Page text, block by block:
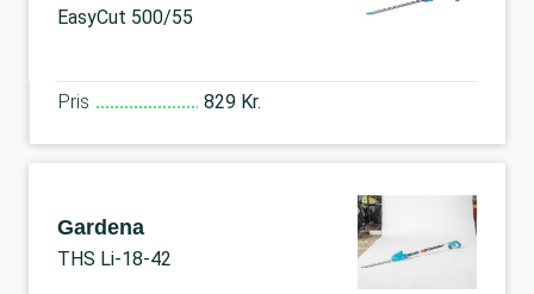
EasyCut 500/55
Pris 829 Kr.
Gardena
THS Li-18-42